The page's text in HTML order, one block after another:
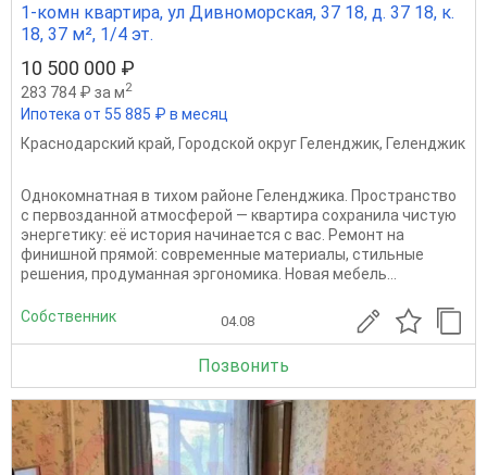
1-комн квартира, ул Дивноморская, 37 18, д. 37 18, к.
18, 37 м², 1/4 эт.
10 500 000 ₽
283 784 ₽ за м2
Ипотека от 55 885 ₽ в месяц
Краснодарский край, Городской округ Геленджик, Геленджик
Однокомнатная в тихом районе Геленджика. Пространство
с первозданной атмосферой — квартира сохранила чистую
энергетику: её история начинается с вас. Ремонт на
финишной прямой: современные материалы, стильные
решения, продуманная эргономика. Новая мебель...
Собственник 04.08
Позвонить